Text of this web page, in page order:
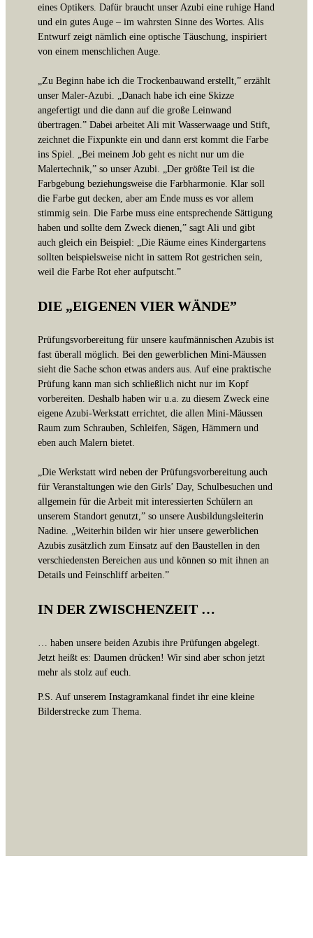
eines Optikers. Dafür braucht unser Azubi eine ruhige Hand
und ein gutes Auge – im wahrsten Sinne des Wortes. Alis
Entwurf zeigt nämlich eine optische Täuschung, inspiriert
von einem menschlichen Auge.
„Zu Beginn habe ich die Trockenbauwand erstellt,” erzählt
unser Maler-Azubi. „Danach habe ich eine Skizze
angefertigt und die dann auf die große Leinwand
übertragen.” Dabei arbeitet Ali mit Wasserwaage und Stift,
zeichnet die Fixpunkte ein und dann erst kommt die Farbe
ins Spiel. „Bei meinem Job geht es nicht nur um die
Malertechnik,” so unser Azubi. „Der größte Teil ist die
Farbgebung beziehungsweise die Farbharmonie. Klar soll
die Farbe gut decken, aber am Ende muss es vor allem
stimmig sein. Die Farbe muss eine entsprechende Sättigung
haben und sollte dem Zweck dienen,” sagt Ali und gibt
auch gleich ein Beispiel: „Die Räume eines Kindergartens
sollten beispielsweise nicht in sattem Rot gestrichen sein,
weil die Farbe Rot eher aufputscht.”
DIE „EIGENEN VIER WÄNDE”
Prüfungsvorbereitung für unsere kaufmännischen Azubis ist
fast überall möglich. Bei den gewerblichen Mini-Mäussen
sieht die Sache schon etwas anders aus. Auf eine praktische
Prüfung kann man sich schließlich nicht nur im Kopf
vorbereiten. Deshalb haben wir u.a. zu diesem Zweck eine
eigene Azubi-Werkstatt errichtet, die allen Mini-Mäussen
Raum zum Schrauben, Schleifen, Sägen, Hämmern und
eben auch Malern bietet.
„Die Werkstatt wird neben der Prüfungsvorbereitung auch
für Veranstaltungen wie den Girls’ Day, Schulbesuchen und
allgemein für die Arbeit mit interessierten Schülern an
unserem Standort genutzt,” so unsere Ausbildungsleiterin
Nadine. „Weiterhin bilden wir hier unsere gewerblichen
Azubis zusätzlich zum Einsatz auf den Baustellen in den
verschiedensten Bereichen aus und können so mit ihnen an
Details und Feinschliff arbeiten.”
IN DER ZWISCHENZEIT …
… haben unsere beiden Azubis ihre Prüfungen abgelegt.
Jetzt heißt es: Daumen drücken! Wir sind aber schon jetzt
mehr als stolz auf euch.
P.S. Auf unserem Instagramkanal findet ihr eine kleine
Bilderstrecke zum Thema.